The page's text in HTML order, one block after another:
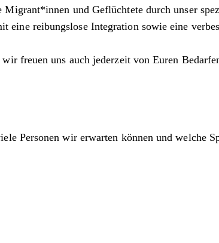
und Geflüchtete durch unser
reibungslose Integration sowie eine
freuen uns auch jederzeit von Euren
Personen wir erwarten können und welche